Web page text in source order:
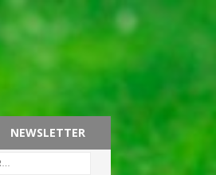
NEWSLETTER